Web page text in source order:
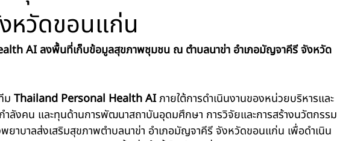
หวัดขอนแก่น
AI ลงพื้นที่เก็บข้อมูลสุขภาพชุมชน ณ ตำบลนาข่า อำเภอมัญจาคีรี จังหวัด
ม Thailand Personal Health AI ภายใต้การดำเนินงานของหน่วยบริหารและ
ลังคน และทุนด้านการพัฒนาสถาบันอุดมศึกษา การวิจัยและการสร้างนวัตกรรม
าบาลส่งเสริมสุขภาพตำบลนาข่า อำเภอมัญจาคีรี จังหวัดขอนแก่น เพื่อดำเนิน